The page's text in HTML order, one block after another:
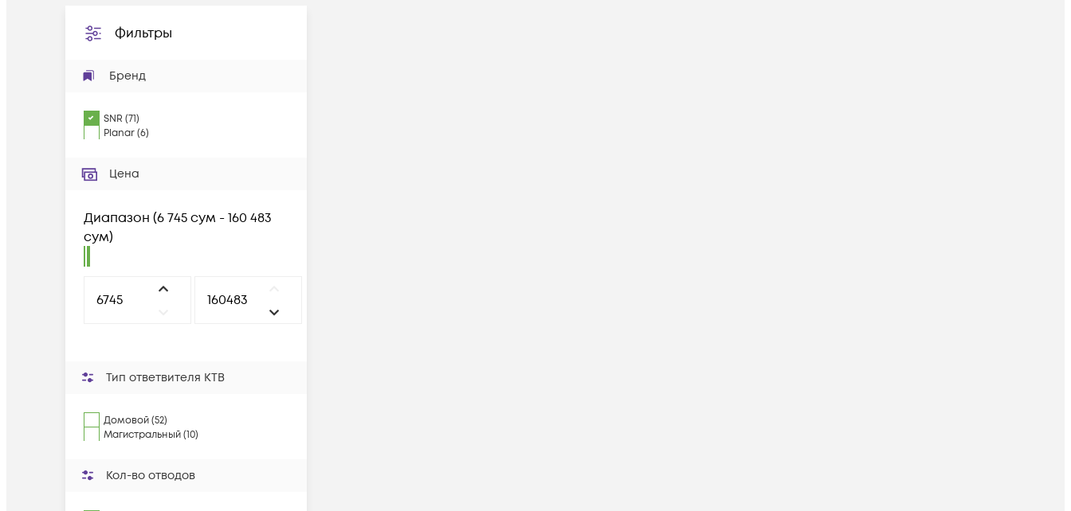
Фильтры
Бренд
SNR (71)
Planar(6)
Цена
Диапазон (6 745 сум - 160 483
сум)
Тип ответвителя КТВ
Домовой (52)
Магистральный (10)
Кол-во отводов